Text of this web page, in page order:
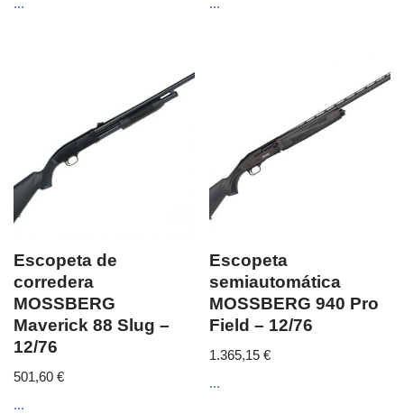
...
...
Escopeta de
corredera
MOSSBERG
Maverick 88 Slug –
12/76
501,60 €
...
Escopeta
semiautomática
MOSSBERG 940 Pro
Field – 12/76
1.365,15€
...